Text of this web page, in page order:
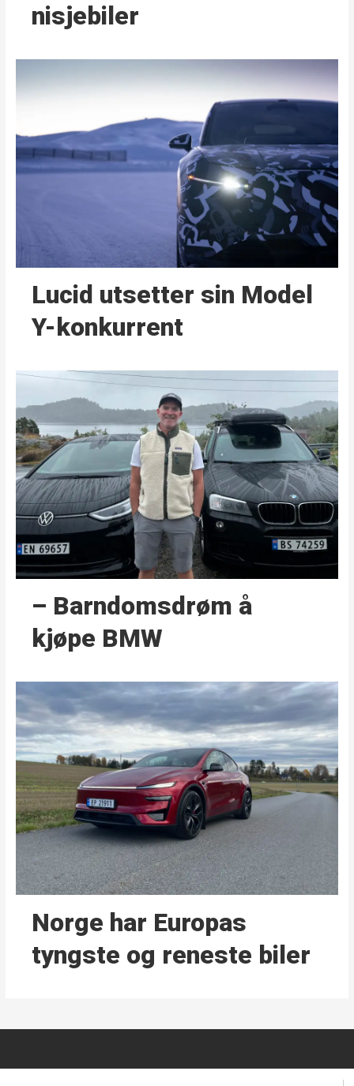
nisjebiler
Lucid utsetter sin Model
Y-konkurrent
– Barndoms­drøm å
kjøpe BMW
Norge har Europas
tyngste og reneste biler